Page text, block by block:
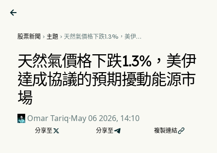

股票新聞  主題 天然氣價格下跌1.3%，美伊
天然氣價格下跌1.3%，美伊
達成協議的預期擾動能源市
場
Omar Tariq·May 06 2026, 14:10
分享至  分享至 複製連結